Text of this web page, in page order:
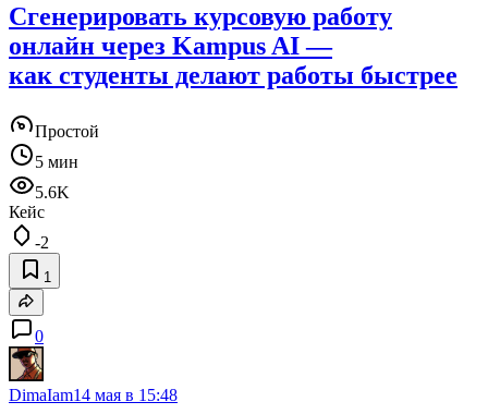
Сгенерировать курсовую работу
онлайн через Kampus AI —
как студенты делают работы быстрее
Простой
5 мин
5.6K
Кейс
-2
1
0
DimaIam14 мая в 15:48